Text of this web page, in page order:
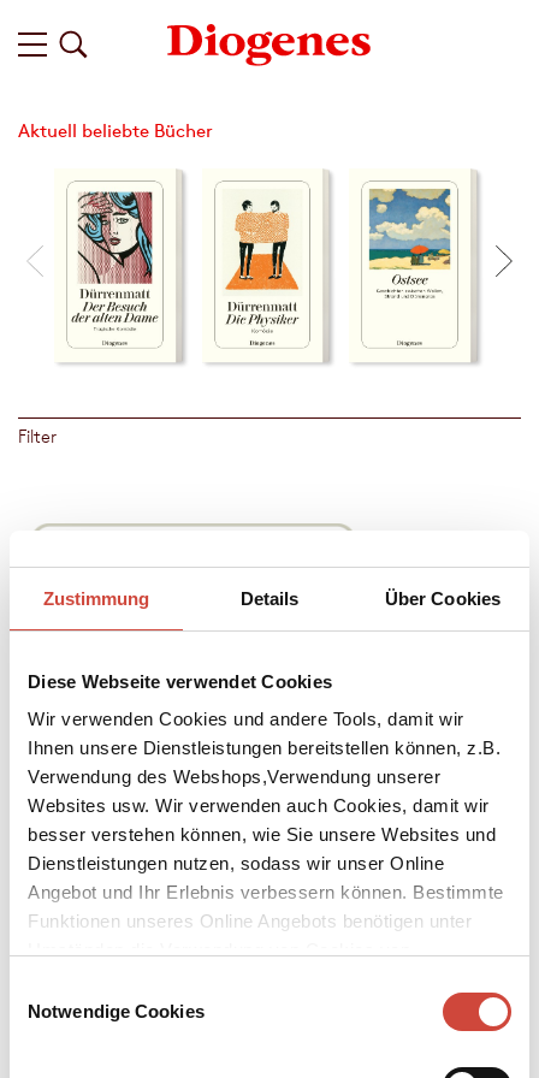
Zustimmung Details Über Cookies
Diese Webseite verwendet Cookies
Wir verwenden Cookies und andere Tools, damit wir
Ihnen unsere Dienstleistungen bereitstellen können, z.B.
Verwendung des Webshops,Verwendung unserer
Websites usw. Wir verwenden auch Cookies, damit wir
besser verstehen können, wie Sie unsere Websites und
Dienstleistungen nutzen, sodass wir unser Online
Angebot und Ihr Erlebnis verbessern können. Bestimmte
Funktionen unseres Online Angebots benötigen unter
Notwendige Cookies
Aktuell beliebte Bücher
Filter